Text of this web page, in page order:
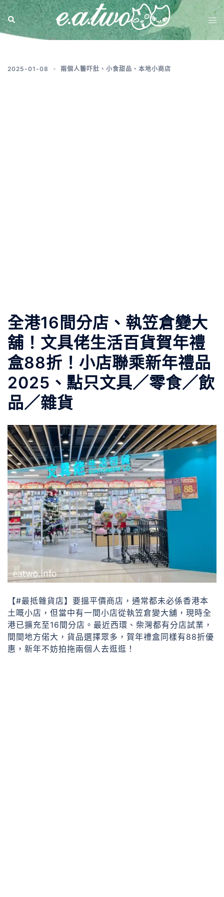
2025-01-08 兩個人醫吓肚 、 小食甜品 、 本地小商店
全港16間分店、執笠倉變大
舖！文具佬生活百貨賀年禮
盒88折！小店聯乘新年禮品
2025、點只文具／零食／飲
品／雜貨
【#最抵雜貨店】要搵平價商店，通常都未必係香港本
土嘅小店，但當中有一間小店從執笠倉變大舖，現時全
港已擴充至16間分店。最近西環、柴灣都有分店試業，
間間地方偌大，貨品選擇眾多，賀年禮盒同樣有88折優
惠，新年不妨拍拖兩個人去逛逛！